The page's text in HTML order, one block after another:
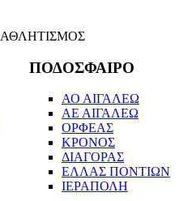
ΑΘΛΗΤΙΣΜΟΣ
ΠΟΔΟΣΦΑΙΡΟ
ΑΟ ΑΙΓΑΛΕΩ
ΑΕ ΑΙΓΑΛΕΩ
ΟΡΦΕΑΣ
ΚΡΟΝΟΣ
ΔΙΑΓΟΡΑΣ
ΕΛΛΑΣ ΠΟΝΤΙΩΝ
ΙΕΡΑΠΟΛΗ